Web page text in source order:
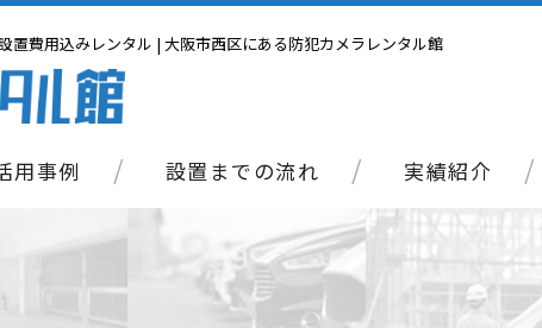
置費用込みレンタル | 大阪市西区にある防犯カメラレンタル館
用事例 設置までの流れ 実績紹介